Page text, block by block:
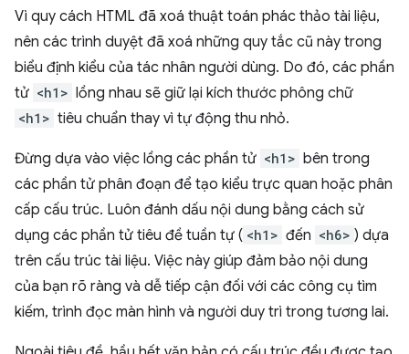
Vì quy cách HTML đã xoá thuật toán phác thảo tài liệu,
nên các trình duyệt đã xoá những quy tắc cũ này trong
biểu định kiểu của tác nhân người dùng. Do đó, các phần
tử <h1> lồng nhau sẽ giữ lại kích thước phông chữ
<h1> tiêu chuẩn thay vì tự động thu nhỏ.
Đừng dựa vào việc lồng các phần tử <h1> bên trong
các phần tử phân đoạn để tạo kiểu trực quan hoặc phân
cấp cấu trúc. Luôn đánh dấu nội dung bằng cách sử
dụng các phần tử tiêu đề tuần tự ( <h1> đến <h6> ) dựa
trên cấu trúc tài liệu. Việc này giúp đảm bảo nội dung
của bạn rõ ràng và dễ tiếp cận đối với các công cụ tìm
kiếm, trình đọc màn hình và người duy trì trong tương lai.